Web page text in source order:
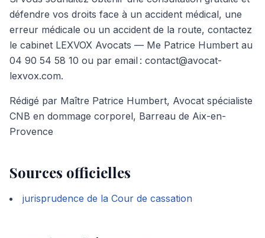
défendre vos droits face à un accident médical, une
erreur médicale ou un accident de la route, contactez
le cabinet LEXVOX Avocats — Me Patrice Humbert au
04 90 54 58 10 ou par email : contact@avocat-
lexvox.com.
Rédigé par Maître Patrice Humbert, Avocat spécialiste
CNB en dommage corporel, Barreau de Aix-en-
Provence
Sources officielles
jurisprudence de la Cour de cassation